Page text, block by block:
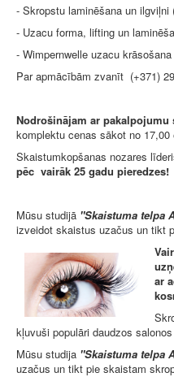
- Skropstu laminēšana un ilgviļni
- Uzacu forma, lifting un
- Wimpernwelle uzacu
Par apmācībām zvanīt (+371)
Nodrošinājam ar pakalpojumu
komplektu cenas sākot no
Skaistumkopšanas nozares
pēc vairāk 25 gadu pieredzes!
Mūsu studijā "Skaistuma telpa
izveidot skaistus uzačus un tikt
ar
kļuvuši populāri daudzos
Mūsu studija "Skaistuma telpa
uzačus un tikt pie skaistam